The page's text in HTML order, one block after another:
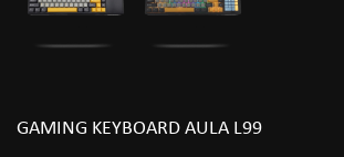
GAMING KEYBOARD AULA L99